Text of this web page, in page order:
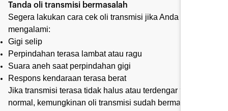
Tanda oli transmisi bermasalah
Segera lakukan cara cek oli transmisi jika Anda
mengalami:
Gigi selip
Perpindahan terasa lambat atau ragu
Suara aneh saat perpindahan gigi
Respons kendaraan terasa berat
Jika transmisi terasa tidak halus atau terdengar tidak
normal, kemungkinan oli transmisi sudah bermasalah.